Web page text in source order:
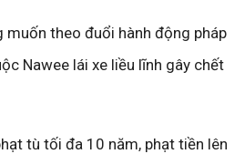
muốn theo đuổi hành động pháp
Nawee lái xe liều lĩnh gây chết
tù tối đa 10 năm, phạt tiền lên